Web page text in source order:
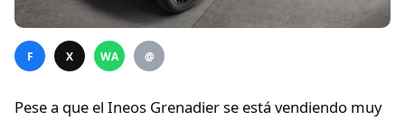
F X WA @
Pese a que el Ineos Grenadier se está vendiendo muy